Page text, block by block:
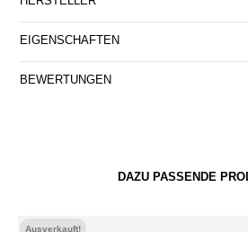
EIGENSCHAFTEN
BEWERTUNGEN
DAZU PASSENDE
Ausverkauft!